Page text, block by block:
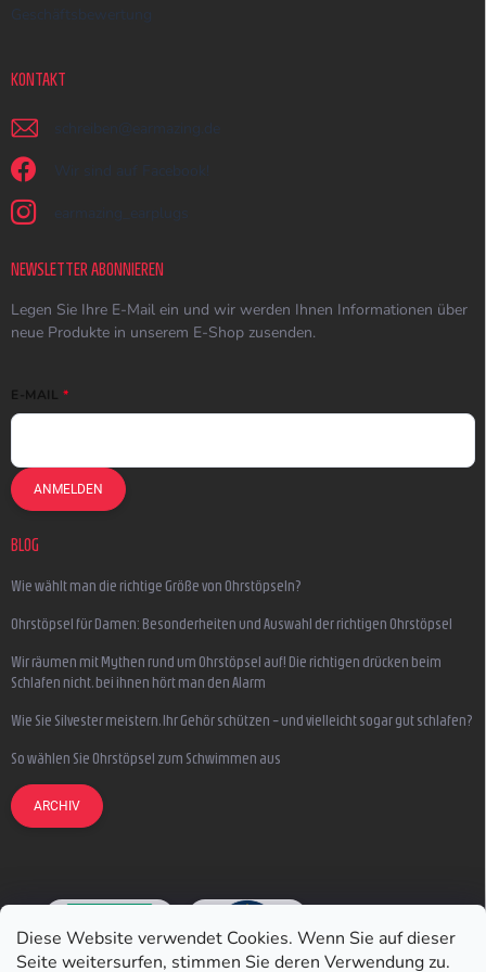
Diese Website verwendet Cookies. Wenn Sie auf dieser
Seite weitersurfen, stimmen Sie deren Verwendung zu.
Geschäftsbewertung
KONTAKT
schreiben @ earmazing.de
Wir sind auf Facebook!
earmazing_earplugs
NEWSLETTER ABONNIEREN
Legen Sie Ihre E-Mail ein und wir werden Ihnen Informationen über
neue Produkte in unserem E-Shop zusenden.
E-MAIL
ANMELDEN
BLOG
Wie wählt man die richtige Größe von Ohrstöpseln?
Ohrstöpsel für Damen: Besonderheiten und Auswahl der richtigen Ohrstöpsel
Wir räumen mit Mythen rund um Ohrstöpsel auf! Die richtigen drücken beim
Schlafen nicht, bei ihnen hört man den Alarm
Wie Sie Silvester meistern, Ihr Gehör schützen – und vielleicht sogar gut schlafen?
So wählen Sie Ohrstöpsel zum Schwimmen aus
ARCHIV